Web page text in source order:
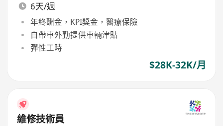
6天/週
年終酬金，KPI獎金，醫療保險
自帶車外勤提供車輛津貼
彈性工時
$28K-32K/月
維修技術員